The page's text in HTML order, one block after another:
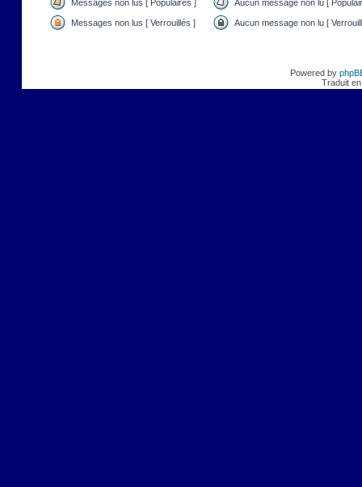
Messages non lus [ Populaires ] Aucun message non lu [
Messages non lus [ Verrouillés ] Aucun message non lu [
Powered by
Traduit